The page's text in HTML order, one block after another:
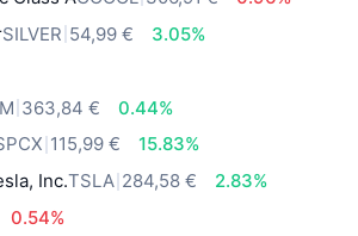
SILVER 54,99 €
3.05%
363,84 €
0.44%
115,99 €
15.83%
Inc.TSLA 284,58 €
2.83%
0.54%